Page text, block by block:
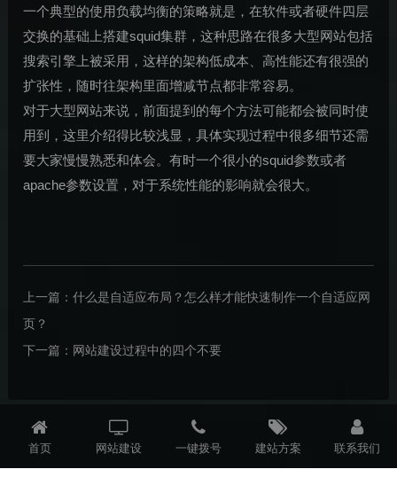
一个典型的使用负载均衡的策略就是，在软件或者硬件四层
交换的基础上搭建squid集群，这种思路在很多大型网站包括
搜索引擎上被采用，这样的架构低成本、高性能还有很强的
扩张性，随时往架构里面增减节点都非常容易。
对于大型网站来说，前面提到的每个方法可能都会被同时使
用到，这里介绍得比较浅显，具体实现过程中很多细节还需
要大家慢慢熟悉和体会。有时一个很小的squid参数或者
apache参数设置，对于系统性能的影响就会很大。
上一篇：什么是自适应布局？怎么样才能快速制作一个自适应网
页？
下一篇： 网站建设过程中的四个不要
首页 网站建设 一键拨号 建站方案 联系我们